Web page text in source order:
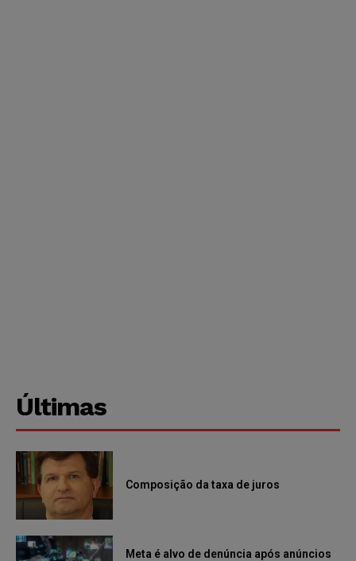
Últimas
Composição da taxa de juros
Meta é alvo de denúncia após anúncios